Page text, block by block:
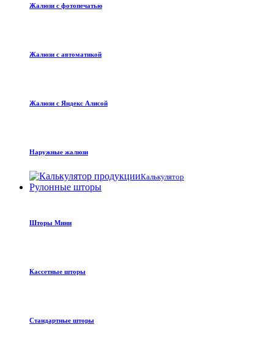
Жалюзи с фотопечатью
Жалюзи с автоматикой
Жалюзи с Яндекс Алисой
Наружные жалюзи
Калькулятор
Рулонные шторы
Шторы Мини
Кассетные шторы
Стандартные шторы